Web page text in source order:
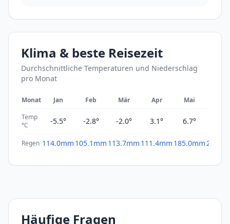
Klima & beste Reisezeit
Durchschnittliche Temperaturen und Niederschlag
pro Monat
Monat Jan Feb Mär Apr Mai
Temp
°C
-5.5° -2.8° -2.0° 3.1° 6.7°
Regen 114.0mm 105.1mm 113.7mm 111.4mm 185.0mm
Häufige Fragen